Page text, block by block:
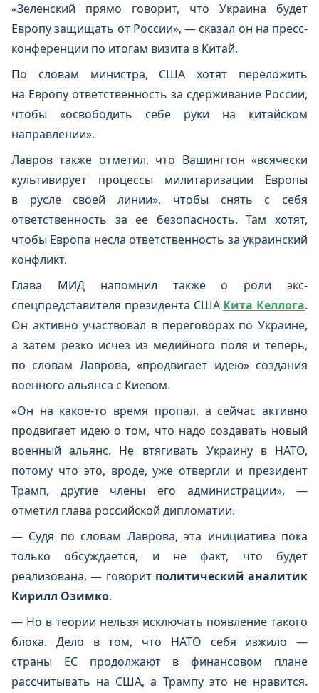
«Зеленский прямо говорит, что Украина будет
Европу защищать от России», — сказал он на пресс-
конференции по итогам визита в Китай.
По словам министра, США хотят переложить
на Европу ответственность за сдерживание России,
чтобы «освободить себе руки на китайском
направлении».
Лавров также отметил, что Вашингтон «всячески
культивирует процессы милитаризации Европы
в русле своей линии», чтобы снять с себя
ответственность за ее безопасность. Там хотят,
чтобы Европа несла ответственность за украинский
конфликт.
Глава МИД напомнил также о роли экс-
спецпредставителя президента США Кита Келлога.
Он активно участвовал в переговорах по Украине,
а затем резко исчез из медийного поля и теперь,
по словам Лаврова, «продвигает идею» создания
военного альянса с Киевом.
«Он на какое-то время пропал, а сейчас активно
продвигает идею о том, что надо создавать новый
военный альянс. Не втягивать Украину в НАТО,
потому что это, вроде, уже отвергли и президент
Трамп, другие члены его администрации», —
отметил глава российской дипломатии.
— Судя по словам Лаврова, эта инициатива пока
только обсуждается, и не факт, что будет
реализована, — говорит политический аналитик
Кирилл Озимко.
— Но в теории нельзя исключать появление такого
блока. Дело в том, что НАТО себя изжило —
страны ЕС продолжают в финансовом плане
рассчитывать на США, а Трампу это не нравится.